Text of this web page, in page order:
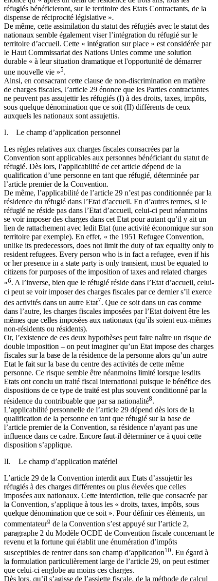
réfugiés bénéficieront, sur le territoire des Etats Contractants, de la
dispense de réciprocité législative ».
De même, cette assimilation du statut des réfugiés avec le statut des
nationaux semble également viser l’intégration du réfugié sur le
territoire d’accueil. Cette « intégration sur place » est considérée par
le Haut Commissariat des Nations Unies comme une solution
durable « à leur situation dramatique et l'opportunité de démarrer
une nouvelle vie »5.
Ainsi, en consacrant cette clause de non-discrimination en matière
de charges fiscales, l’article 29 énonce que les Parties contractantes
ne peuvent pas assujettir les réfugiés (I) à des droits, taxes, impôts,
sous quelque dénomination que ce soit (II) différents de ceux
auxquels les nationaux sont assujettis.
I. Le champ d’application personnel
Les règles relatives aux charges fiscales consacrées par la
Convention sont applicables aux personnes bénéficiant du statut de
réfugié. Dès lors, l’applicabilité de cet article dépend de la
qualification d’une personne en tant que réfugié, déterminée par
l’article premier de la Convention.
De même, l’applicabilité de l’article 29 n’est pas conditionnée par la
résidence du réfugié dans l’Etat d’accueil. En d’autres termes, si le
réfugié ne réside pas dans l’Etat d’accueil, celui-ci peut néanmoins
se voir imposer des charges dans cet Etat pour autant qu’il y ait un
lien de rattachement avec ledit Etat (une activité économique sur son
territoire par exemple). En effet, « the 1951 Refugee Convention,
unlike its predecessors, does not limit the duty of tax equality only to
resident refugees. Every person who is in fact a refugee, even if his
or her presence in a state party is only transient, must be equated to
citizens for purposes of the imposition of taxes and related charges
»6. A l’inverse, bien que le réfugié réside dans l’Etat d’accueil, celui-
ci peut se voir imposer des charges fiscales par ce dernier s’il exerce
des activités dans un autre Etat7. Que ce soit dans un cas comme
dans l’autre, les charges fiscales imposées par l’Etat doivent être les
mêmes que celles imposées aux nationaux (qu’ils soient eux-mêmes
non-résidents ou résidents).
Or, l’existence de ces deux hypothèses peut faire naître un risque de
double imposition – on peut imaginer qu’un Etat impose des charges
fiscales sur la base de la résidence de la personne alors qu’un autre
Etat le fait sur la base du centre des activités de cette même
personne. Ce risque semble être néanmoins limité lorsque lesdits
Etats ont conclu un traité fiscal international puisque le bénéfice des
dispositions de ce type de traité est plus souvent conditionné par la
résidence du contribuable que par sa nationalité8.
L’applicabilité personnelle de l’article 29 dépend dès lors de la
qualification de la personne en tant que réfugié sur la base de
l’article premier de la Convention, sa résidence n’ayant pas une
influence dans ce cadre. Encore faut-il déterminer ce à quoi cette
disposition s’applique.
II. Le champ d’application matériel
L’article 29 de la Convention interdit aux Etats d’assujettir les
réfugiés à des charges différentes ou plus élevées que celles
imposées aux nationaux. Cette interdiction, telle que consacrée par
la Convention, s’applique à tous les « droits, taxes, impôts, sous
quelque dénomination que ce soit ». Pour définir ces éléments, un
commentateur9 de la Convention s’est appuyé sur l’article 2,
paragraphe 2 du Modèle OCDE de Convention fiscale concernant le
revenu et la fortune qui établit une énumération d’impôts
susceptibles de rentrer dans son champ d’application10. Eu égard à
la formulation particulièrement large de l’article 29, on peut estimer
que celui-ci englobe au moins ces charges.
Dès lors, qu’il s’agisse de l’assiette fiscale, de la méthode de calcul